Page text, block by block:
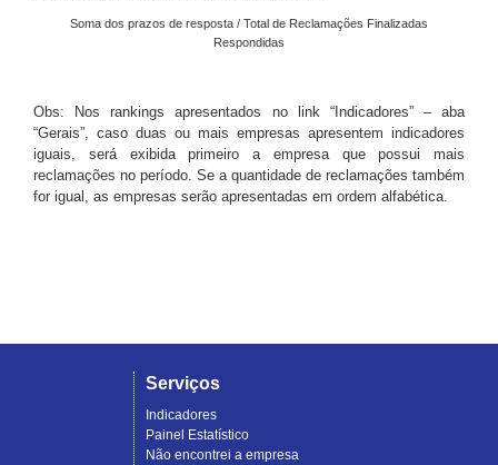
Soma dos prazos de resposta / Total de Reclamações Finalizadas
Respondidas
Obs: Nos rankings apresentados no link “Indicadores” – aba
“Gerais”, caso duas ou mais empresas apresentem indicadores
iguais, será exibida primeiro a empresa que possui mais
reclamações no período. Se a quantidade de reclamações também
for igual, as empresas serão apresentadas em ordem alfabética.
Serviços
Indicadores
Painel Estatístico
Não encontrei a empresa